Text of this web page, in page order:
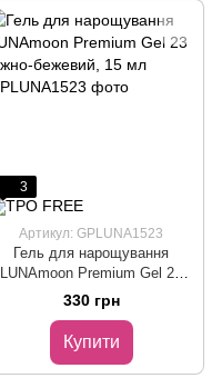
3
Артикул: GPLUNA1523
Гель для нарощування
LUNAmoon Premium Gel 23
ніжно-бежевий, 15 мл
330 грн
Купити